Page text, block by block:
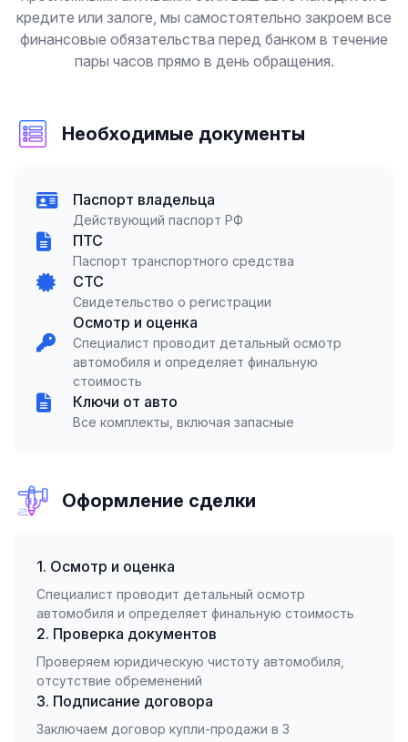
кредите или залоге, мы самостоятельно закроем все
финансовые обязательства перед банком в течение
пары часов прямо в день обращения.
Необходимые документы
Паспорт владельца
Действующий паспорт РФ
ПТС
Паспорт транспортного средства
СТС
Свидетельство о регистрации
Осмотр и оценка
Специалист проводит детальный осмотр
автомобиля и определяет финальную
стоимость
Ключи от авто
Все комплекты, включая запасные
Оформление сделки
1. Осмотр и оценка
Специалист проводит детальный осмотр
автомобиля и определяет финальную стоимость
2. Проверка документов
Проверяем юридическую чистоту автомобиля,
отсутствие обременений
3. Подписание договора
Заключаем договор купли-продажи в 3